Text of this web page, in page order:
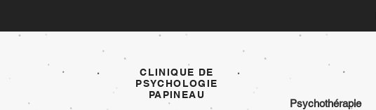
CLINIQUE DE
PSYCHOLOGIE
PAPINEAU
Psychothérapie